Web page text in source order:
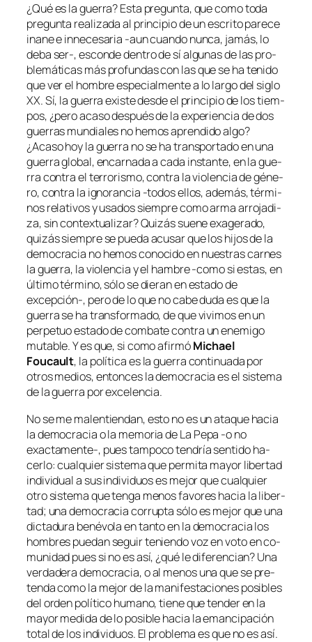
¿Qué es la gue­rra? Esta pre­gun­ta, que co­mo to­da
pre­gun­ta rea­li­za­da al prin­ci­pio de un es­cri­to pa­re­ce
inane e in­ne­ce­sa­ria ‑aun cuan­do nun­ca, ja­más, lo
de­ba ser‑, es­con­de den­tro de sí al­gu­nas de las pro­
ble­má­ti­cas más pro­fun­das con las que se ha te­ni­do
que ver el hom­bre es­pe­cial­men­te a lo lar­go del si­glo
XX. Sí, la gue­rra exis­te des­de el prin­ci­pio de los tiem­
pos, ¿pe­ro aca­so des­pués de la ex­pe­rien­cia de dos
gue­rras mun­dia­les no he­mos apren­di­do algo?
¿Acaso hoy la gue­rra no se ha trans­por­ta­do en una
gue­rra glo­bal, en­car­na­da a ca­da ins­tan­te, en la gue­
rra con­trael te­rro­ris­mo, con­tra la vio­len­cia de gé­ne­
ro, con­tra la ig­no­ran­cia ‑to­dos ellos, ade­más, tér­mi­
nos re­la­ti­vos y usa­dos siem­pre co­mo ar­ma arro­ja­di­
za, sin con­tex­tua­li­zar? Quizás sue­ne exa­ge­ra­do,
qui­zás siem­pre se pue­da acu­sar que los hi­jos de la
de­mo­cra­cia no he­mos co­no­ci­do en nues­tras car­nes
la gue­rra, la vio­len­cia y el ham­bre ‑co­mo si es­tas, en
úl­ti­mo tér­mino, só­lo se die­ran en es­ta­do de
excepción‑, pe­ro de lo que no ca­be du­da es que la
gue­rra se ha trans­for­ma­do, de que vi­vi­mos en un
per­pe­tuo es­ta­do de com­ba­te con­tra un enemi­go
mu­ta­ble. Y es que, si co­mo afir­móMichael
Foucault, la po­lí­ti­ca es la gue­rra con­ti­nua­da por
otros me­dios, en­ton­ces la de­mo­cra­cia es el sis­te­ma
de la gue­rra por excelencia.
No se me ma­len­tien­dan, es­to no es un ata­que ha­cia
la de­mo­cra­cia o la me­mo­ria deLa Pepa ‑o no
exactamente‑, pues tam­po­co ten­dría sen­ti­do ha­
cer­lo: cual­quier sis­te­ma que per­mi­ta ma­yor li­ber­tad
in­di­vi­dual a sus in­di­vi­duos es me­jor que cual­quier
otro sis­te­ma que ten­ga me­nos fa­vo­res ha­cia la li­ber­
tad; una de­mo­cra­cia co­rrup­ta só­lo es me­jor que una
dic­ta­du­ra be­né­vo­la en tan­to en la de­mo­cra­cia los
hom­bres pue­dan se­guir te­nien­do voz en vo­to en co­
mu­ni­dad pues si no es así, ¿qué le di­fe­ren­cian? Una
ver­da­de­ra de­mo­cra­cia, o al me­nos una que se pre­
ten­da co­mo la me­jor de la ma­ni­fes­ta­cio­nes po­si­bles
del or­den po­lí­ti­co hu­mano, tie­ne que ten­der en la
ma­yor me­di­da de lo po­si­ble ha­cia la eman­ci­pa­ción
to­tal de los in­di­vi­duos. El pro­ble­ma es que no es así.